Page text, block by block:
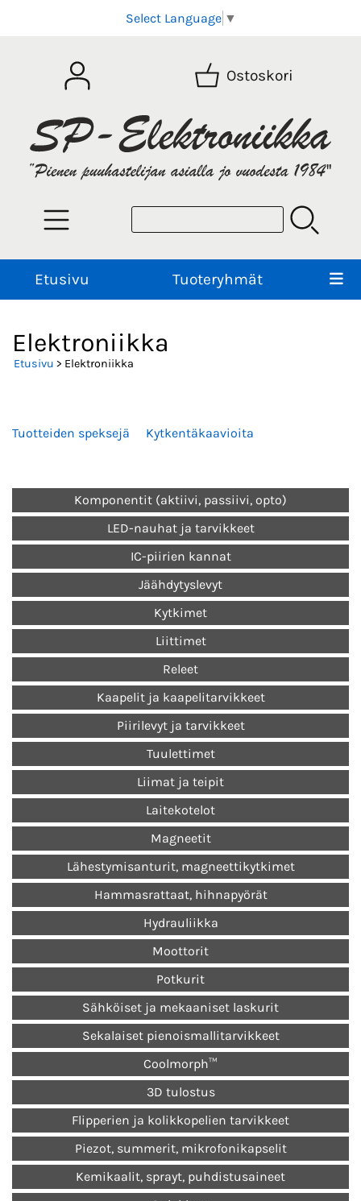
Select Language ▼
Ostoskori
Etusivu Tuoteryhmät
Elektroniikka
Etusivu > Elektroniikka
Tuotteiden speksejä Kytkentäkaavioita
Komponentit (aktiivi, passiivi, opto)
LED-nauhat ja tarvikkeet
IC-piirien kannat
Jäähdytyslevyt
Kytkimet
Liittimet
Releet
Kaapelit ja kaapelitarvikkeet
Piirilevyt ja tarvikkeet
Tuulettimet
Liimat ja teipit
Laitekotelot
Magneetit
Lähestymisanturit, magneettikytkimet
Hammasrattaat, hihnapyörät
Hydrauliikka
Moottorit
Potkurit
Sähköiset ja mekaaniset laskurit
Sekalaiset pienoismallitarvikkeet
Coolmorph™
3D tulostus
Flipperien ja kolikkopelien tarvikkeet
Piezot, summerit, mikrofonikapselit
Kemikaalit, sprayt, puhdistusaineet